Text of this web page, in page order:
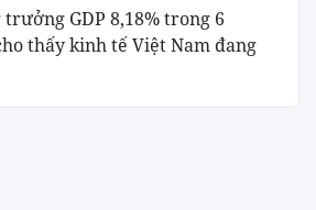
trưởng GDP 8,18% trong 6
thấy kinh tế Việt Nam đang